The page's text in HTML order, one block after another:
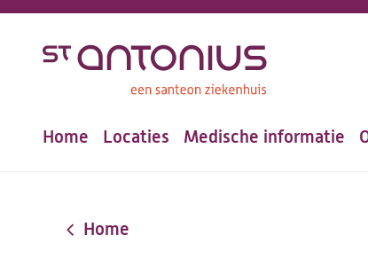
inhoud
Hoofdnavigatie
Home Locaties Medische informatie
Home